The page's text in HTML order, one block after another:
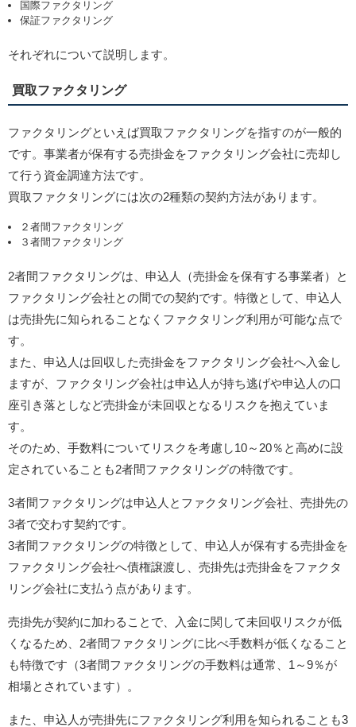
国際ファクタリング
保証ファクタリング
それぞれについて説明します。
買取ファクタリング
ファクタリングといえば買取ファクタリングを指すのが一般的
です。事業者が保有する売掛金をファクタリング会社に売却し
て行う資金調達方法です。
買取ファクタリングには次の2種類の契約方法があります。
２者間ファクタリング
３者間ファクタリング
2者間ファクタリングは、申込人（売掛金を保有する事業者）と
ファクタリング会社との間での契約です。特徴として、申込人
は売掛先に知られることなくファクタリング利用が可能な点で
す。
また、申込人は回収した売掛金をファクタリング会社へ入金し
ますが、ファクタリング会社は申込人が持ち逃げや申込人の口
座引き落としなど売掛金が未回収となるリスクを抱えていま
す。
そのため、手数料についてリスクを考慮し10～20％と高めに設
定されていることも2者間ファクタリングの特徴です。
3者間ファクタリングは申込人とファクタリング会社、売掛先の
3者で交わす契約です。
3者間ファクタリングの特徴として、申込人が保有する売掛金を
ファクタリング会社へ債権譲渡し、売掛先は売掛金をファクタ
リング会社に支払う点があります。
売掛先が契約に加わることで、入金に関して未回収リスクが低
くなるため、2者間ファクタリングに比べ手数料が低くなること
も特徴です（3者間ファクタリングの手数料は通常、1～9％が
相場とされています）。
また、申込人が売掛先にファクタリング利用を知られることも3